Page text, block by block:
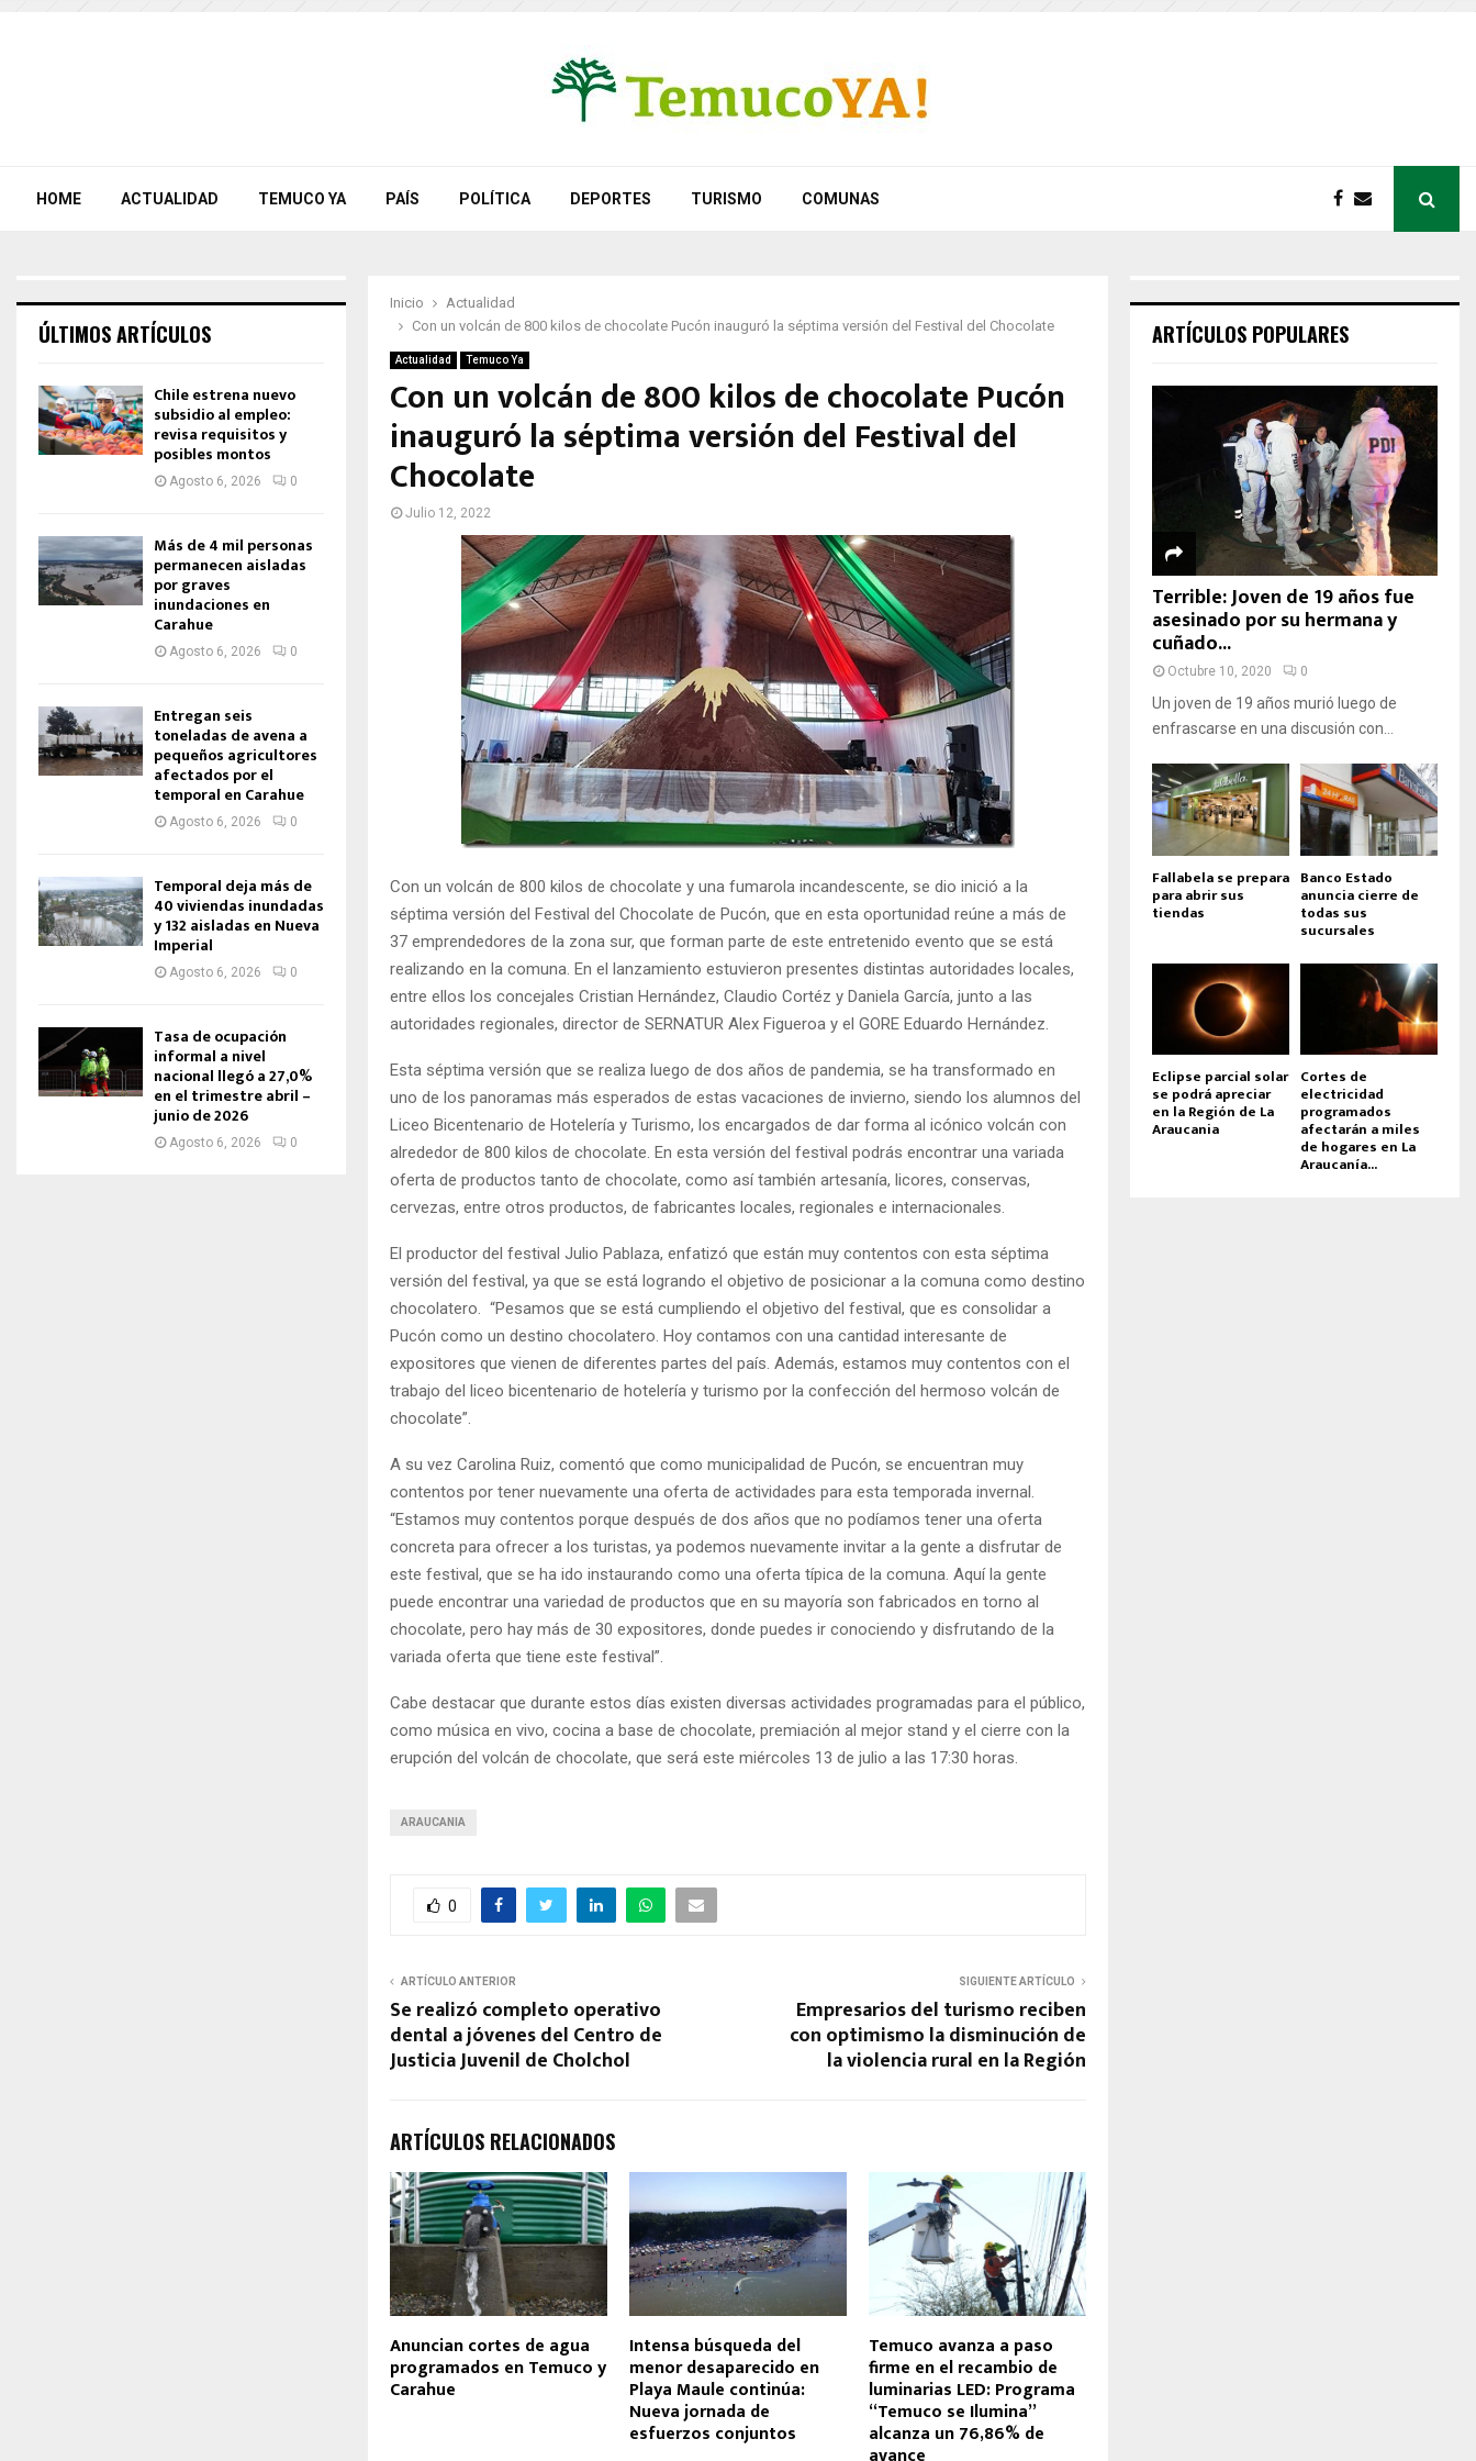
HOME ACTUALIDAD TEMUCO YA PAÍS POLÍTICA DEPORTES TURISMO COMUNAS
Inicio
Actualidad
Con un volcán de 800 kilos de chocolate Pucón inauguró la séptima versión del Festival del Chocolate
Actualidad Temuco Ya
Con un volcán de 800 kilos de chocolate Pucón
inauguró la séptima versión del Festival del
Chocolate
Julio 12, 2022
Con un volcán de 800 kilos de chocolate y una fumarola incandescente, se dio inició a la
séptima versión del Festival del Chocolate de Pucón, que en esta oportunidad reúne a más de
37 emprendedores de la zona sur, que forman parte de este entretenido evento que se está
realizando en la comuna. En el lanzamiento estuvieron presentes distintas autoridades locales,
entre ellos los concejales Cristian Hernández, Claudio Cortéz y Daniela García, junto a las
autoridades regionales, director de SERNATUR Alex Figueroa y el GORE Eduardo Hernández.
Esta séptima versión que se realiza luego de dos años de pandemia, se ha transformado en
uno de los panoramas más esperados de estas vacaciones de invierno, siendo los alumnos del
Liceo Bicentenario de Hotelería y Turismo, los encargados de dar forma al icónico volcán con
alrededor de 800 kilos de chocolate. En esta versión del festival podrás encontrar una variada
oferta de productos tanto de chocolate, como así también artesanía, licores, conservas,
cervezas, entre otros productos, de fabricantes locales, regionales e internacionales.
El productor del festival Julio Pablaza, enfatizó que están muy contentos con esta séptima
versión del festival, ya que se está logrando el objetivo de posicionar a la comuna como destino
chocolatero. “Pesamos que se está cumpliendo el objetivo del festival, que es consolidar a
Pucón como un destino chocolatero. Hoy contamos con una cantidad interesante de
expositores que vienen de diferentes partes del país. Además, estamos muy contentos con el
trabajo del liceo bicentenario de hotelería y turismo por la confección del hermoso volcán de
chocolate”.
A su vez Carolina Ruiz, comentó que como municipalidad de Pucón, se encuentran muy
contentos por tener nuevamente una oferta de actividades para esta temporada invernal.
“Estamos muy contentos porque después de dos años que no podíamos tener una oferta
concreta para ofrecer a los turistas, ya podemos nuevamente invitar a la gente a disfrutar de
este festival, que se ha ido instaurando como una oferta típica de la comuna. Aquí la gente
puede encontrar una variedad de productos que en su mayoría son fabricados en torno al
chocolate, pero hay más de 30 expositores, donde puedes ir conociendo y disfrutando de la
variada oferta que tiene este festival”.
Cabe destacar que durante estos días existen diversas actividades programadas para el público,
como música en vivo, cocina a base de chocolate, premiación al mejor stand y el cierre con la
erupción del volcán de chocolate, que será este miércoles 13 de julio a las 17:30 horas.
ARAUCANIA
0
ARTÍCULO ANTERIOR
Se realizó completo operativo
dental a jóvenes del Centro de
Justicia Juvenil de Cholchol
SIGUIENTE ARTÍCULO
Empresarios del turismo reciben
con optimismo la disminución de
la violencia rural en la Región
ARTÍCULOS RELACIONADOS
Anuncian cortes de agua
programados en Temuco y
Carahue
Intensa búsqueda del
menor desaparecido en
Playa Maule continúa:
Nueva jornada de
esfuerzos conjuntos
Temuco avanza a paso
firme en el recambio de
luminarias LED: Programa
“Temuco se Ilumina”
alcanza un 76,86% de
ÚLTIMOS ARTÍCULOS
Chile estrena nuevo
subsidio al empleo:
revisa requisitos y
posibles montos
Agosto 6, 2026 0
Más de 4 mil personas
permanecen aisladas
por graves
inundaciones en
Carahue
Agosto 6, 2026 0
Entregan seis
toneladas de avena a
pequeños agricultores
afectados por el
temporal en Carahue
Agosto 6, 2026 0
Temporal deja más de
40 viviendas inundadas
y 132 aisladas en Nueva
Imperial
Agosto 6, 2026 0
Tasa de ocupación
informal a nivel
nacional llegó a 27,0%
en el trimestre abril –
junio de 2026
Agosto 6, 2026 0
ARTÍCULOS POPULARES
Terrible: Joven de 19 años fue
asesinado por su hermana y
cuñado...
Octubre 10, 2020 0
Un joven de 19 años murió luego de
enfrascarse en una discusión con...
Fallabela se prepara
para abrir sus
tiendas
Banco Estado
anuncia cierre de
todas sus
sucursales
Eclipse parcial solar
se podrá apreciar
en la Región de La
Araucania
Cortes de
electricidad
programados
afectarán a miles
de hogares en La
Araucanía...